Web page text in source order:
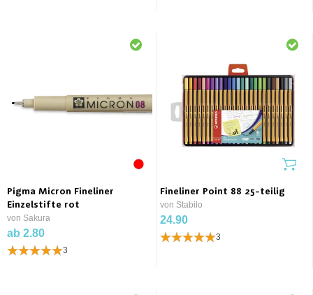
Pigma Micron Fineliner
Einzelstifte rot
von Sakura
ab 2.80
3
Fineliner Point 88 25-teilig
von Stabilo
24.90
3